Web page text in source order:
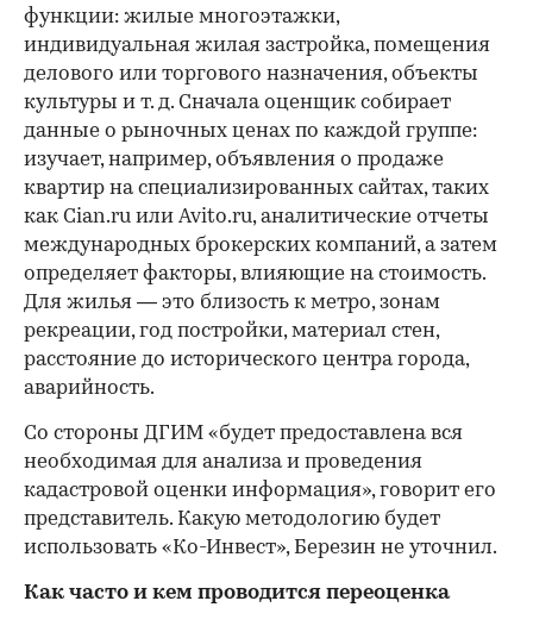
функции: жилые многоэтажки,
индивидуальная жилая застройка, помещения
делового или торгового назначения, объекты
культуры и т. д. Сначала оценщик собирает
данные о рыночных ценах по каждой группе:
изучает, например, объявления о продаже
квартир на специализированных сайтах, таких
как Cian.ru или Avito.ru, аналитические отчеты
международных брокерских компаний, а затем
определяет факторы, влияющие на стоимость.
Для жилья — это близость к метро, зонам
рекреации, год постройки, материал стен,
расстояние до исторического центра города,
аварийность.
Со стороны ДГИМ «будет предоставлена вся
необходимая для анализа и проведения
кадастровой оценки информация», говорит его
представитель. Какую методологию будет
использовать «Ко-Инвест», Березин не уточнил.
Как часто и кем проводится переоценка